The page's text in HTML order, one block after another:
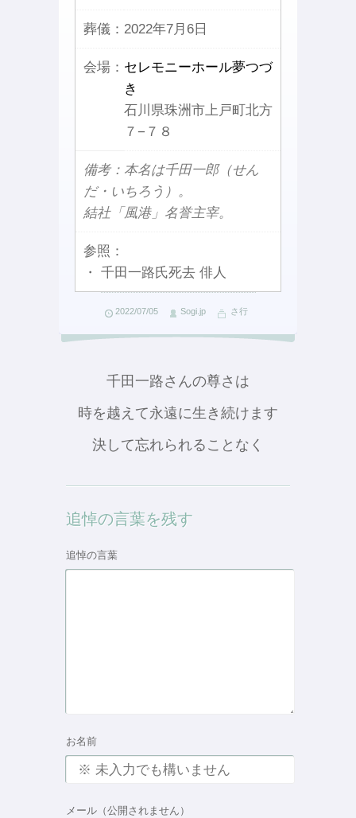
葬儀： 2022年7月6日
会場： セレモニーホール夢つづ
き
石川県珠洲市上戸町北方
７−７８
備考：本名は千田一郎（せん
だ・いちろう）。
結社「風港」名誉主宰。
参照：
・ 千田一路氏死去 俳人
2022/07/05 Sogi.jp さ行
千田一路さんの尊さは
時を越えて永遠に生き続けます
決して忘れられることなく
追悼の言葉を残す
追悼の言葉
お名前
メール（公開されません）